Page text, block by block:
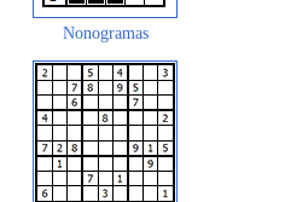
Nonogramas